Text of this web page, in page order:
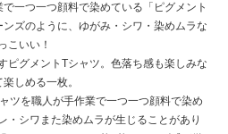
一つ一つ顔料で染めている「ピグメント
ズのように、ゆがみ・シワ・染めムラな
こいい！
グメントTシャツ。色落ち感も楽しみな
しめる一枚。
ツを職人が手作業で一つ一つ顔料で染め
・シワまた染めムラが生じることがあり